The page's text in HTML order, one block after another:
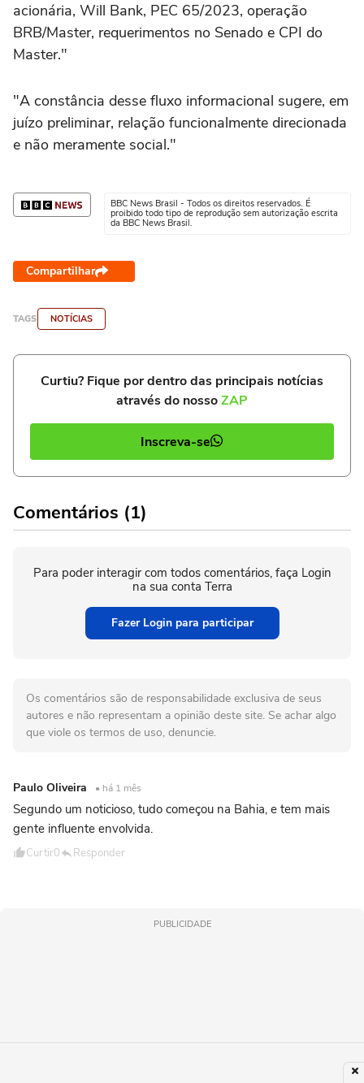
acionária, Will Bank, PEC 65/2023, operação
BRB/Master, requerimentos no Senado e CPI do
Master."
"A constância desse fluxo informacional sugere, em
juízo preliminar, relação funcionalmente direcionada
e não meramente social."
BBC News Brasil - Todos os direitos reservados. É
proibido todo tipo de reprodução sem autorização escrita
da BBC News Brasil.
Compartilhar
TAGS NOTÍCIAS
Curtiu? Fique por dentro das principais notícias
através do nossoZAP
Inscreva-se
Comentários (1)
Para poder interagir com todos comentários, faça Login
na sua conta Terra
Fazer Login para participar
Os comentários são de responsabilidade exclusiva de seus
autores e não representam a opinião deste site. Se achar algo
que viole os termos de uso, denuncie.
Paulo Oliveira • há 1 mês
Segundo um noticioso, tudo começou na Bahia, e tem mais
gente influente envolvida.
Curtir0 Responder
PUBLICIDADE